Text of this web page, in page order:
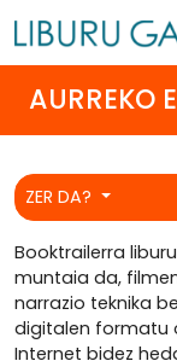
AURREKO
ZER DA?
Booktrailerra
muntaia da,
narrazio teknika
digitalen formatu
Internet bidez